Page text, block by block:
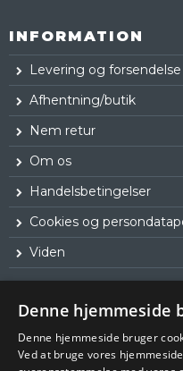
INFORMATION
Levering og forsendelse
Afhentning/butik
Nem retur
Om os
Handelsbetingelser
Cookies og
Viden
Denne hjemmeside
Denne hjemmeside bruger
Ved at bruge vores